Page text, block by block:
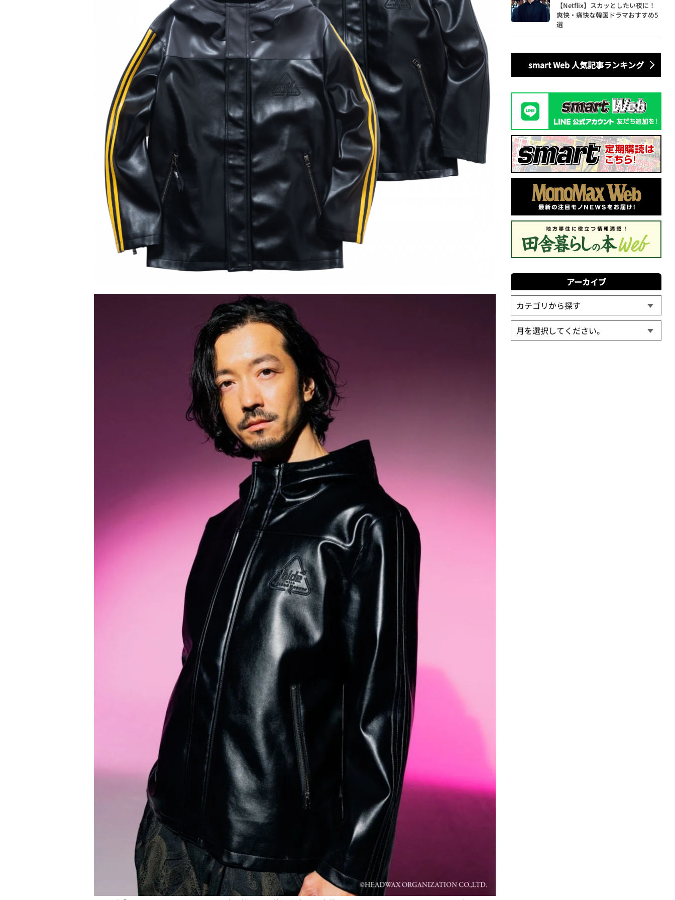
【Netflix】スカッとしたい夜に！
爽快・痛快な韓国ドラマおすすめ5
選
smart Web 人気記事ランキング
アーカイブ